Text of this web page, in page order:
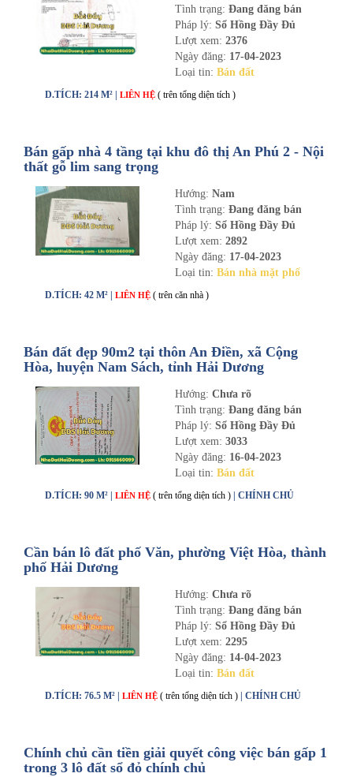
Tình trạng: Đang đăng bán
Pháp lý: Sổ Hồng Đầy Đủ
Lượt xem: 2376
Ngày đăng: 17-04-2023
Loại tin: Bán đất
D.TÍCH: 214 M² | LIÊN HỆ ( trên tổng diện tích )
Bán gấp nhà 4 tầng tại khu đô thị An Phú 2 - Nội
thất gỗ lim sang trọng
Hướng: Nam
Tình trạng: Đang đăng bán
Pháp lý: Sổ Hồng Đầy Đủ
Lượt xem: 2892
Ngày đăng: 17-04-2023
Loại tin: Bán nhà mặt phố
D.TÍCH: 42 M² | LIÊN HỆ ( trên căn nhà )
Bán đất đẹp 90m2 tại thôn An Điền, xã Cộng
Hòa, huyện Nam Sách, tỉnh Hải Dương
Hướng: Chưa rõ
Tình trạng: Đang đăng bán
Pháp lý: Sổ Hồng Đầy Đủ
Lượt xem: 3033
Ngày đăng: 16-04-2023
Loại tin: Bán đất
D.TÍCH: 90 M² | LIÊN HỆ ( trên tổng diện tích ) | CHÍNH CHỦ
Cần bán lô đất phố Văn, phường Việt Hòa, thành
phố Hải Dương
Hướng: Chưa rõ
Tình trạng: Đang đăng bán
Pháp lý: Sổ Hồng Đầy Đủ
Lượt xem: 2295
Ngày đăng: 14-04-2023
Loại tin: Bán đất
D.TÍCH: 76.5 M² | LIÊN HỆ ( trên tổng diện tích ) | CHÍNH CHỦ
Chính chủ cần tiền giải quyết công việc bán gấp 1
trong 3 lô đất sổ đỏ chính chủ